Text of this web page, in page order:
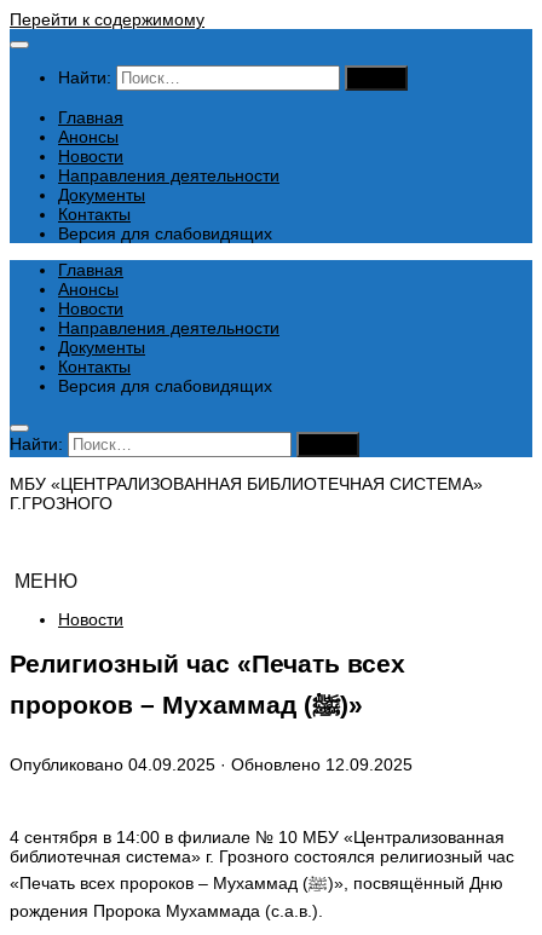
Перейти к содержимому
Найти:
Главная
Анонсы
Новости
Направления деятельности
Документы
Контакты
Версия для слабовидящих
Главная
Анонсы
Новости
Направления деятельности
Документы
Контакты
Версия для слабовидящих
Найти:
МБУ «ЦЕНТРАЛИЗОВАННАЯ БИБЛИОТЕЧНАЯ СИСТЕМА»
Г.ГРОЗНОГО
МЕНЮ
Новости
Религиозный час «Печать всех
пророков – Мухаммад (ﷺ)»
Опубликовано 04.09.2025 · Обновлено 12.09.2025
4 сентября в 14:00 в филиале № 10 МБУ «Централизованная
библиотечная система» г. Грозного состоялся религиозный час
«Печать всех пророков – Мухаммад (ﷺ)», посвящённый Дню
рождения Пророка Мухаммада (с.а.в.).